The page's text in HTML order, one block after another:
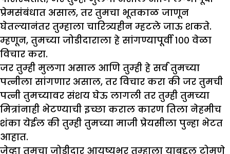
प्रेमसंबंधात असाल, तर तुमचा भूतकाळ जाणून
घेतल्यानंतर तुम्हाला चारित्र्यहीन म्हटले जाऊ शकते.
म्हणून, तुमच्या जोडीदाराला हे सांगण्यापूर्वी १०० वेळा
विचार करा.
जर तुम्ही मुलगा असाल आणि तुम्ही हे सर्व तुमच्या
पत्नीला सांगणार असाल, तर विचार करा की जर तुमची
पत्नी तुमच्यावर संशय घेऊ लागली तर तुम्ही तुमच्या
मित्रांनाही भेटण्याची इच्छा कराल कारण तिला नेहमीच
शंका येईल की तुम्ही तुमच्या माजी प्रेयसीला पुन्हा भेटत
आहात.
जेव्हा तुमचा जोडीदार आयुष्यभर तुम्हाला याबद्दल टोमणे